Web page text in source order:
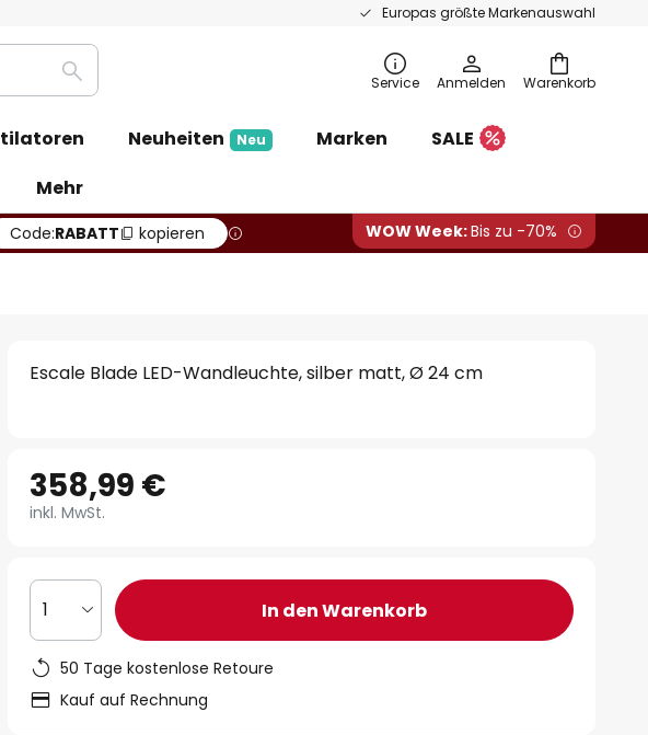
Europas größte Markenauswahl
Warenkorb
Suche Service Anmelden
Neuheiten Neu Marken
SALE
Mehr
Code:RABATT kopieren WOW Week:Bis zu -70%
Escale Blade LED-Wandleuchte, silber matt, Ø 24 cm
358,99 €
inkl. MwSt.
1 In den Warenkorb
50 Tage kostenlose Retoure
Kauf auf Rechnung